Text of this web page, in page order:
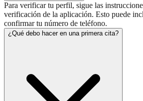
Para verificar tu perfil, sigue las
verificación de la aplicación. Esto puede
confirmar tu número de teléfono.
¿Qué debo hacer en una primera cita?